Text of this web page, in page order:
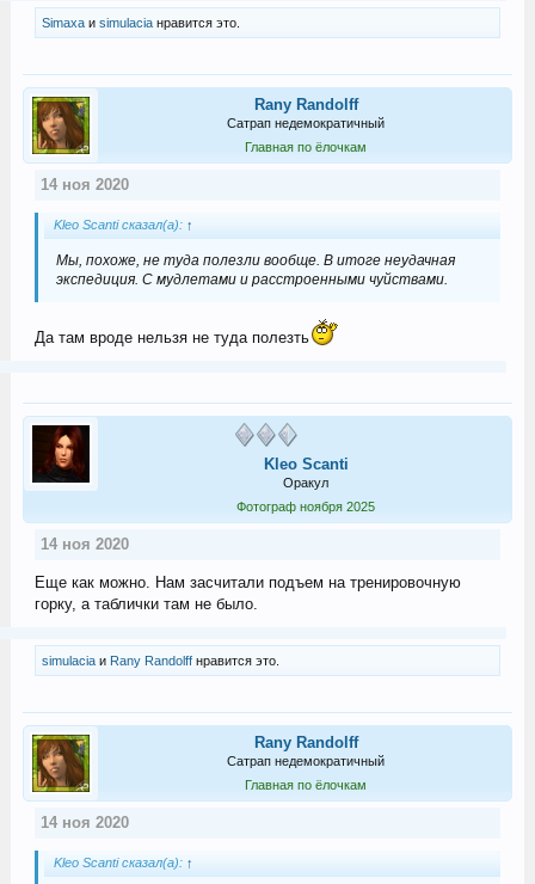
Simaxaи simulaciaнравится это.
Rany Randolff
Сатрап недемократичный
Главная по ёлочкам
14 ноя 2020
Kleo Scanti сказал(а): ↑
Мы, похоже, не туда полезли вообще. В итоге неудачная
экспедиция. С мудлетами и расстроенными чуйствами.
Да там вроде нельзя не туда полезть
Kleo Scanti
Оракул
Фотограф ноября 2025
14 ноя 2020
Еще как можно. Нам засчитали подъем на тренировочную
горку, а таблички там не было.
simulaciaи Rany Randolffнравится это.
Rany Randolff
Сатрап недемократичный
Главная по ёлочкам
14 ноя 2020
Kleo Scanti сказал(а): ↑